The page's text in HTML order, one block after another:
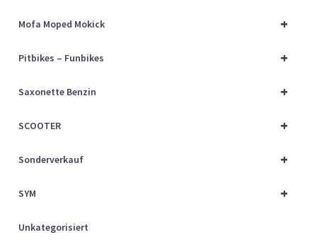
+
Mofa Moped Mokick
+
Pitbikes – Funbikes
+
Saxonette Benzin
+
SCOOTER
+
Sonderverkauf
+
SYM
Unkategorisiert